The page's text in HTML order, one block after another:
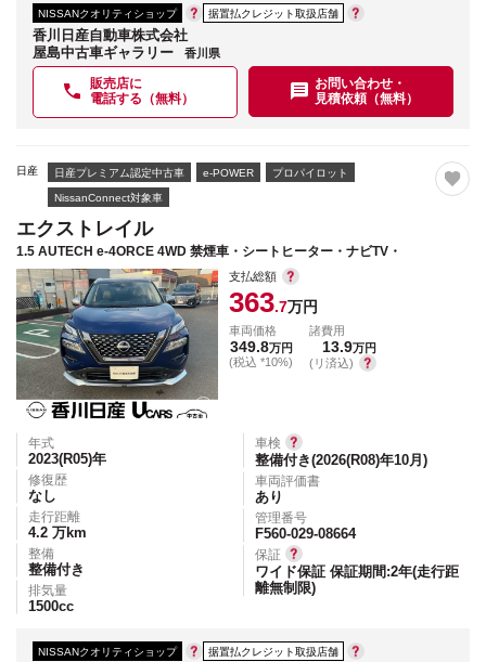
NISSANクオリティショップ 据置払クレジット取扱店舗
香川日産自動車株式会社
屋島中古車ギャラリー
香川県
販売店に
電話する（無料）
お問い合わせ・
見積依頼（無料）
日産 日産プレミアム認定中古車 e-POWER プロパイロット
NissanConnect対象車
エクストレイル
1.5 AUTECH e-4ORCE 4WD 禁煙車・シートヒーター・ナビTV・
支払総額
363.7万円
車両価格
349.8万円
(税込 *10%)
諸費用
13.9万円
(リ済込)
年式
2023(R05)年
修復歴
なし
走行距離
4.2 万km
整備
整備付き
排気量
1500cc
車検
整備付き(2026(R08)年10月)
車両評価書
あり
管理番号
F560-029-08664
保証
ワイド保証 保証期間:2年(走行距
離無制限)
NISSANクオリティショップ 据置払クレジット取扱店舗